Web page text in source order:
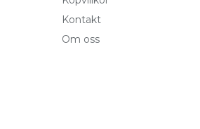
Kontakt
Om oss